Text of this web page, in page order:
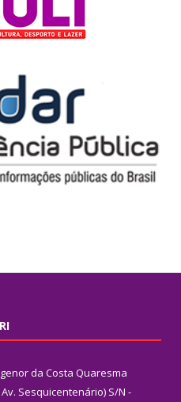
da Costa Quaresma
Sesquicentenário) S/N -